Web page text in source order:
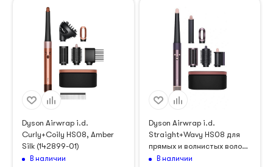
Dyson Airwrap i.d.
Curly+Coily HS08, Amber
Silk (142899-01)
В наличии
Dyson Airwrap i.d.
Straight+Wavy HS08 для
прямых и волнистых волос,
Jasper Plum (сливовый)
В наличии